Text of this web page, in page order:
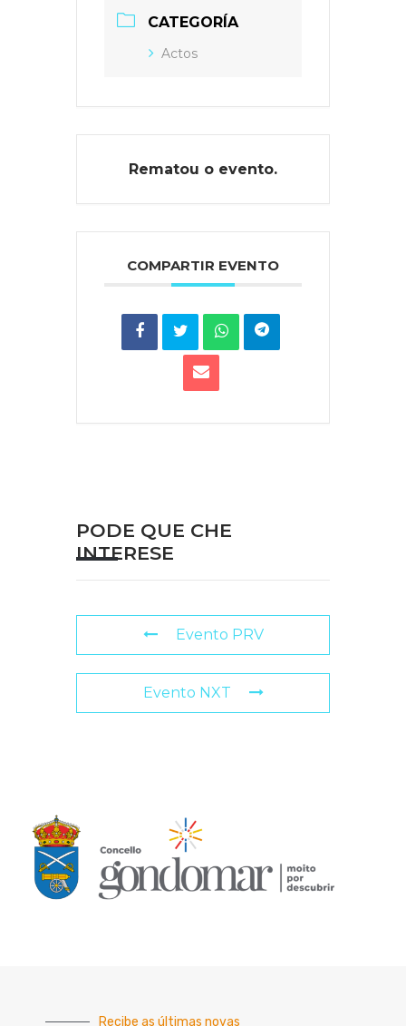
CATEGORÍA
Actos
Rematou o evento.
COMPARTIR EVENTO
PODE QUE CHE
INTERESE
Evento PRV
Evento NXT
Recibe as últimas novas